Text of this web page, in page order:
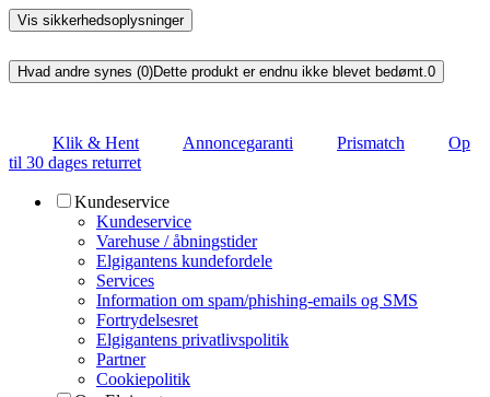
Vis sikkerhedsoplysninger
Hvad andre synes (0)Dette produkt er endnu ikke blevet bedømt. 0
Klik & Hent Annoncegaranti Prismatch
Op
til 30 dages returret
Kundeservice
Kundeservice
Varehuse / åbningstider
Elgigantens kundefordele
Services
Information om spam/phishing-emails og SMS
Fortrydelsesret
Elgigantens privatlivspolitik
Partner
Cookiepolitik